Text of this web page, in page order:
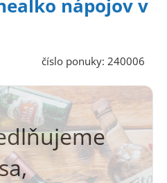
nápojov v
číslo ponuky: 240006
sa,